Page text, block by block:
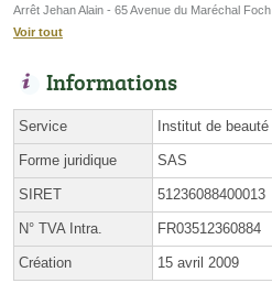
Arrêt Jehan Alain - 65 Avenue du Maréchal Foch
Voir tout
Informations
Service Institut de beauté
Forme juridique SAS
SIRET 51236088400013
N° TVA Intra. FR03512360884
Création 15 avril 2009